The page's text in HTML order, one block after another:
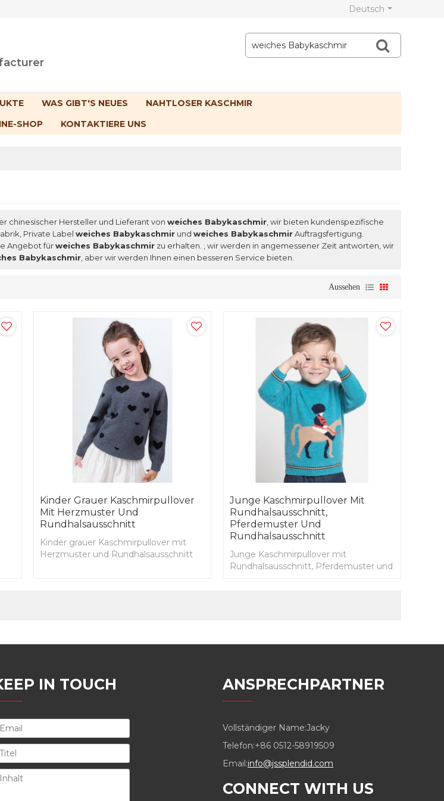
Deutsch
WAS GIBT'S NEUES
NAHTLOSER KASCHMIR
SHOP KONTAKTIERE UNS
chinesischer Hersteller und Lieferant von weiches Babykaschmir , wir bieten kundenspezifische
Private Label weiches Babykaschmir und weiches BabykaschmirAuftragsfertigung.
Angebot fürweiches Babykaschmir zu erhalten. , wir werden in angemessener Zeit antworten, wir
Babykaschmir , aber wir werden Ihnen einen besseren Service bieten.
Aussehen
Kinder Grauer Kaschmirpullover
Mit Herzmuster Und
Rundhalsausschnitt
Kinder grauer Kaschmirpullover mit
Herzmuster und Rundhalsausschnitt
Junge Kaschmirpullover Mit
Rundhalsausschnitt,
Pferdemuster Und
Rundhalsausschnitt
Junge Kaschmirpullover mit
Rundhalsausschnitt, Pferdemuster und
IN TOUCH ANSPRECHPARTNER
Vollständiger Name:Jacky
Telefon:+86 0512-58919509
Email:info@jssplendid.com
CONNECT WITH US